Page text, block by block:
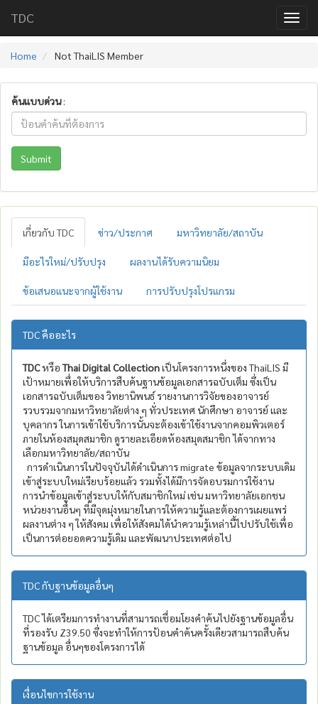
TDC
Home Not ThaiLIS Member
ค้นแบบด่วน:
Submit
เกี่ยวกับ TDC ข่าว/ประกาศ มหาวิทยาลัย/สถาบัน
มีอะไรใหม่/ปรับปรุง ผลงานได้รับความนิยม
ข้อเสนอแนะจากผู้ใช้งาน การปรับปรุงโปรแกรม
TDC คืออะไร
TDCหรือThai Digital Collectionเป็นโครงการหนึ่งของ ThaiLIS มี
เป้าหมายเพื่อให้บริการสืบค้นฐานข้อมูลเอกสารฉบับเต็ม ซึ่งเป็น
เอกสารฉบับเต็มของ วิทยานิพนธ์ รายงานการวิจัยของอาจารย์
รวบรวมจากมหาวิทยาลัยต่าง ๆ ทั่วประเทศ นักศึกษา อาจารย์ และ
บุคลากร ในการเข้าใช้บริการนั้นจะต้องเข้าใช้งานจากคอมพิวเตอร์
ภายในห้องสมุดสมาชิก ดูรายละเอียดห้องสมุดสมาชิก ได้จากทาง
เลือกมหาวิทยาลัย/สถาบัน
การดำเนินการในปัจจุบันได้ดำเนินการ migrate ข้อมูลจากระบบเดิม
เข้าสู่ระบบใหม่เรียบร้อยแล้ว รวมทั้งได้มีการจัดอบรมการใช้งาน
การนำข้อมูลเข้าสู่ระบบให้กับสมาชิกใหม่ เช่น มหาวิทยาลัยเอกชน
หน่วยงานอื่นๆ ที่มีจุดมุ่งหมายในการให้ความรู้และต้องการเผยแพร่
ผลงานต่าง ๆ ให้สังคม เพื่อให้สังคมได้นำความรู้เหล่านี้ไปปรับใช้เพื่อ
เป็นการต่อยอดความรู้เดิม และพัฒนาประเทศต่อไป
TDC กับฐานข้อมูลอื่นๆ
TDC ได้เตรียมการทำงานที่สามารถเชื่อมโยงคำค้นไปยังฐานข้อมูลอื่น
ที่รองรับ Z39.50 ซึ่งจะทำให้การป้อนคำค้นครั้งเดียวสามารถสืบค้น
ฐานข้อมูล อื่นๆของโครงการได้
เงื่อนไขการใช้งาน